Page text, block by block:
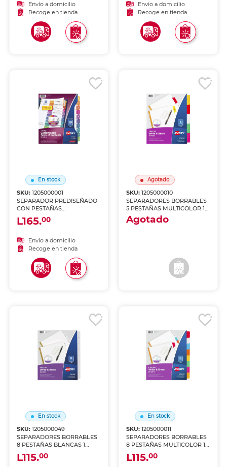
Envío a domicilio
Recoge en tienda
Envío a domicilio
Recoge en tienda
En stock
SKU:1205000001
SEPARADOR PREDISEÑADO
CON PESTAÑAS
MULTICOLOR 1-10
L165.00
Envío a domicilio
Recoge en tienda
Agotado
SKU: 1205000010
SEPARADORES BORRABLES
5 PESTAÑAS MULTICOLOR 1
JUEGO
Agotado
En stock
SKU:1205000049
SEPARADORES BORRABLES
8 PESTAÑAS BLANCAS 1
JUEGO
L115.00
En stock
SKU: 1205000011
SEPARADORES BORRABLES
8 PESTAÑAS MULTICOLOR 1
JUEGO
L115.00